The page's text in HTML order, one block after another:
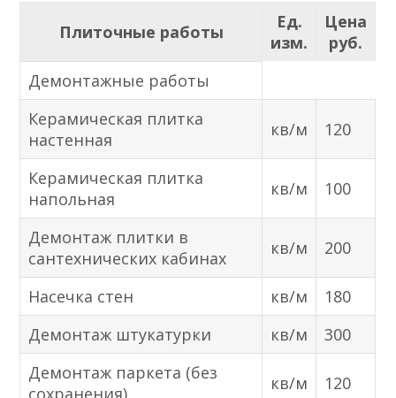
Плиточные работы
Ед.
изм.
Цена
руб.
Демонтажные работы
Керамическая плитка
настенная
кв/м 120
Керамическая плитка
напольная
кв/м 100
Демонтаж плитки в
сантехнических кабинах
кв/м 200
Насечка стен кв/м
180
Демонтаж штукатурки
кв/м
300
Демонтаж паркета (без
сохранения)
кв/м 120